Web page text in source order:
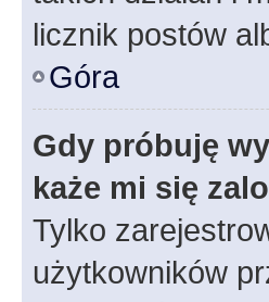
licznik postów
Góra
Gdy próbuję
każe mi się
Tylko
użytkowników